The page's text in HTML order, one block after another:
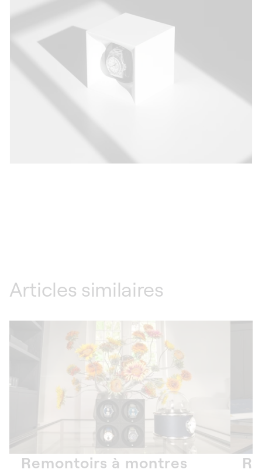
Articles similaires
Remontoirs à montres